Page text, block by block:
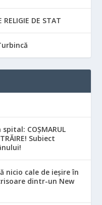
DE STAT
COȘMARUL
Subiect
nicio cale de ieșire în
dintr-un New